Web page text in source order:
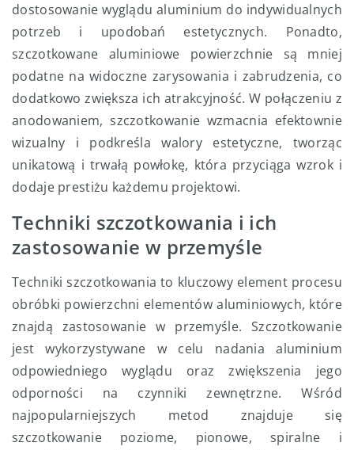
dostosowanie wyglądu aluminium do indywidualnych
potrzeb i upodobań estetycznych. Ponadto,
szczotkowane aluminiowe powierzchnie są mniej
podatne na widoczne zarysowania i zabrudzenia, co
dodatkowo zwiększa ich atrakcyjność. W połączeniu z
anodowaniem, szczotkowanie wzmacnia efektownie
wizualny i podkreśla walory estetyczne, tworząc
unikatową i trwałą powłokę, która przyciąga wzrok i
dodaje prestiżu każdemu projektowi.
Techniki szczotkowania i ich
zastosowanie w przemyśle
Techniki szczotkowania to kluczowy element procesu
obróbki powierzchni elementów aluminiowych, które
znajdą zastosowanie w przemyśle. Szczotkowanie
jest wykorzystywane w celu nadania aluminium
odpowiedniego wyglądu oraz zwiększenia jego
odporności na czynniki zewnętrzne. Wśród
najpopularniejszych metod znajduje się
szczotkowanie poziome, pionowe, spiralne i